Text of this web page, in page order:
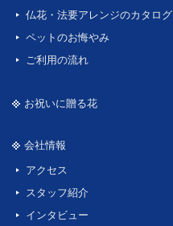
仏花・法要アレンジのカタログ
ペットのお悔やみ
ご利用の流れ
お祝いに贈る花
会社情報
アクセス
スタッフ紹介
インタビュー